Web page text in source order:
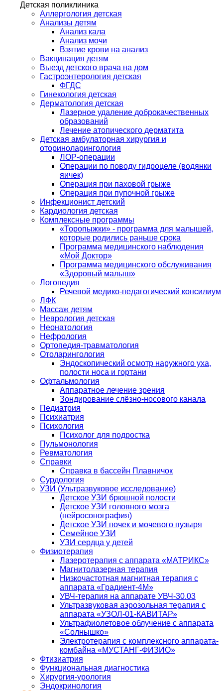
Детская поликлиника
Аллергология детская
Анализы детям
Анализ кала
Анализ мочи
Взятие крови на анализ
Вакцинация детям
Выезд детского врача на дом
Гастроэнтерология детская
ФГДС
Гинекология детская
Дерматология детская
Лазерное удаление доброкачественных
образований
Лечение атопического дерматита
Детская амбулаторная хирургия и
оториноларингология
ЛОР-операции
Операции по поводу гидроцеле (водянки
яичек)
Операция при паховой грыже
Операция при пупочной грыже
Инфекционист детский
Кардиология детская
Комплексные программы
«Торопыжки» - программа для малышей,
которые родились раньше срока
Программа медицинского наблюдения
«Мой Доктор»
Программа медицинского обслуживания
«Здоровый малыш»
Логопедия
Речевой медико-педагогический консилиум
ЛФК
Массаж детям
Неврология детская
Неонатология
Нефрология
Ортопедия-травматология
Отоларингология
Эндоскопический осмотр наружного уха,
полости носа и гортани
Офтальмология
Аппаратное лечение зрения
Зондирование слёзно-носового канала
Педиатрия
Психиатрия
Психология
Психолог для подростка
Пульмонология
Ревматология
Справки
Справка в бассейн Плавничок
Сурдология
УЗИ (Ультразвуковое исследование)
Детское УЗИ брюшной полости
Детское УЗИ головного мозга
(нейросонография)
Детское УЗИ почек и мочевого пузыря
Семейное УЗИ
УЗИ сердца у детей
Физиотерапия
Лазеротерапия с аппарата «МАТРИКС»
Магнитолазерная терапия
Низкочастотная магнитная терапия с
аппарата «Градиент-4М»
УВЧ-терапия на аппарате УВЧ-30.03
Ультразвуковая аэрозольная терапия с
аппарата «УЗОЛ-01-КАВИТАР»
Ультрафиолетовое облучение с аппарата
«Солнышко»
Электротерапия с комплексного аппарата-
комбайна «МУСТАНГ-ФИЗИО»
Фтизиатрия
Функциональная диагностика
Хирургия-урология
Эндокринология